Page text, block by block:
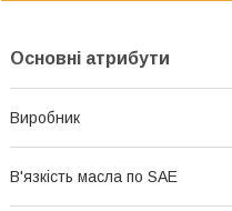
Основні атрибути
Виробник
В'язкість масла по SAE